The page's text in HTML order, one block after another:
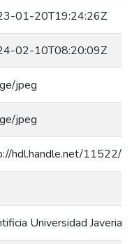
01-20T19:24:26Z
02-10T08:20:09Z
jpeg
jpeg
hdl.handle.net/11522/
Universidad